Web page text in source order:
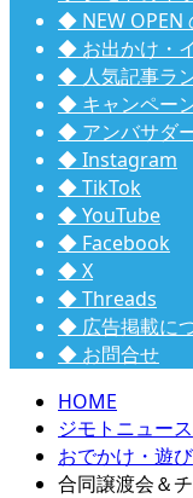
◆ NEW OPEN
◆ お出かけ・
◆ 人気記事ラ
◆ キャンペー
◆ アンバサダ
◆ Instagram
◆ TikTok
◆ YouTube
◆ Facebook
◆ X
◆ Threads
◆ 広告掲載に
◆ お問合せ
HOME
ジモトニュース
おでかけ・遊び
合同譲渡会＆